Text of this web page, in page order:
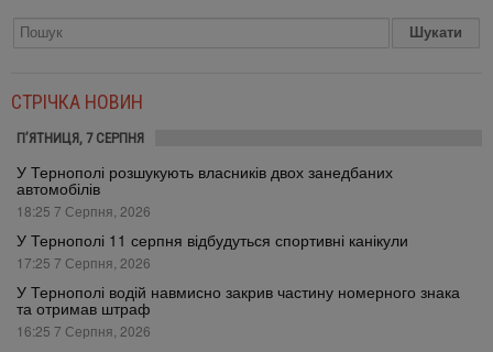
СТРІЧКА НОВИН
П’ЯТНИЦЯ, 7 СЕРПНЯ
У Тернополі розшукують власників двох занедбаних
автомобілів
18:25 7 Серпня, 2026
У Тернополі 11 серпня відбудуться спортивні канікули
17:25 7 Серпня, 2026
У Тернополі водій навмисно закрив частину номерного знака
та отримав штраф
16:25 7 Серпня, 2026